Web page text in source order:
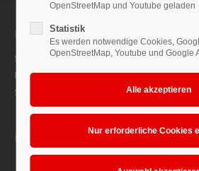
Über Mewes
Seit 1987 ein etablierter Problemlöser,
Ersatzteillieferant in der
Service vor Ort.
Favoriten
News
OpenStreetMap und Youtube geladen
Statistik
Es werden notwendige Cookies,
OpenStreetMap, Youtube und Google